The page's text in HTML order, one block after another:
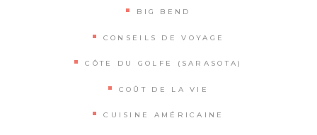
BIG BEND
CONSEILS DE VOYAGE
CÔTE DU GOLFE (SARASOTA)
COÛT DE LA VIE
CUISINE AMÉRICAINE